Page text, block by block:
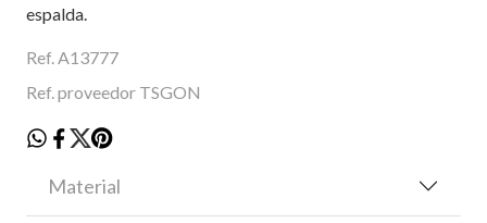
espalda.
Ref. A13777
Ref. proveedor TSGON
Material